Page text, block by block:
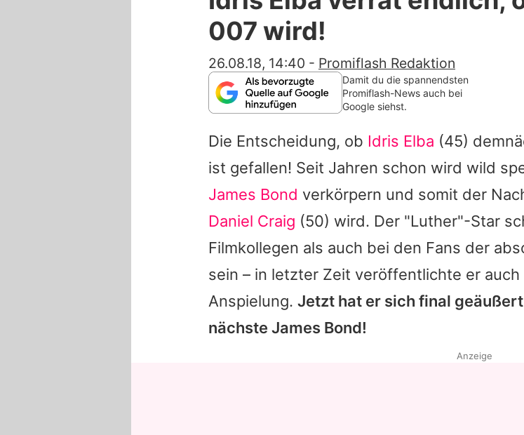
007 wird!
26.08.18, 14:40 - Promiflash Redaktion
Damit du die spannendsten
Promiflash-News auch bei
Google siehst.
Die Entscheidung, ob Idris Elba (45)
ist gefallen! Seit Jahren schon wird wild
James Bond verkörpern und somit der
Daniel Craig (50) wird. Der "Luther"-Star
Filmkollegen als auch bei den Fans der
sein – in letzter Zeit veröffentlichte er
Anspielung. Jetzt hat er sich final
nächste James Bond!
Anzeige